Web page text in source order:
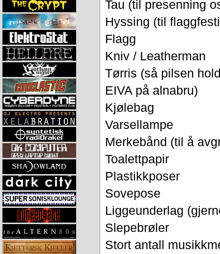
Tau (til presenning
Hyssing (til
Flagg
Kniv / Leatherman
Tørris (så pilsen
EIVA på alnabru)
Kjølebag
Varsellampe
Merkebånd (til å
Toalettpapir
Plastikkposer
Sovepose
Liggeunderlag
Slepebrøler
Stort antall